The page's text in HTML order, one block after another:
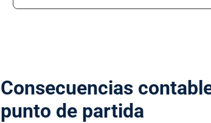
Consecuencias
punto de partida